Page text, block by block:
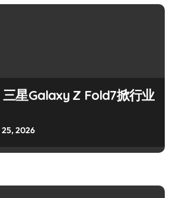
三星Galaxy Z Fold7掀行业
25, 2026